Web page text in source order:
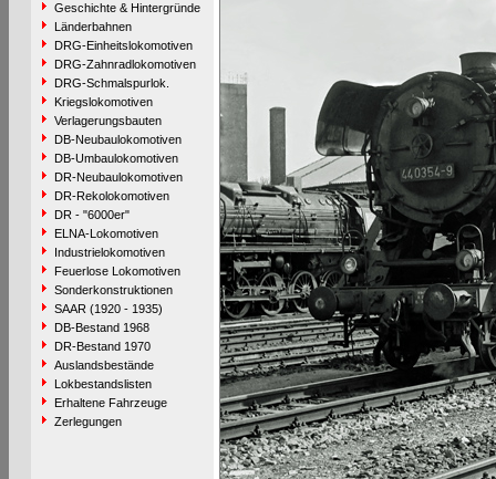
Geschichte & Hintergründe
Länderbahnen
DRG-Einheitslokomotiven
DRG-Zahnradlokomotiven
DRG-Schmalspurlok.
Kriegslokomotiven
Verlagerungsbauten
DB-Neubaulokomotiven
DB-Umbaulokomotiven
DR-Neubaulokomotiven
DR-Rekolokomotiven
DR - "6000er"
ELNA-Lokomotiven
Industrielokomotiven
Feuerlose Lokomotiven
Sonderkonstruktionen
SAAR (1920 - 1935)
DB-Bestand 1968
DR-Bestand 1970
Auslandsbestände
Lokbestandslisten
Erhaltene Fahrzeuge
Zerlegungen